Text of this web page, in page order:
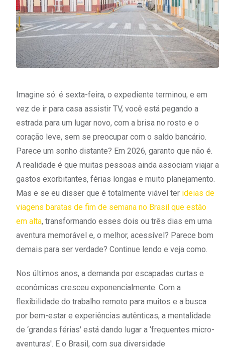
Imagine só: é sexta-feira, o expediente terminou, e em
vez de ir para casa assistir TV, você está pegando a
estrada para um lugar novo, com a brisa no rosto e o
coração leve, sem se preocupar com o saldo bancário.
Parece um sonho distante? Em 2026, garanto que não é.
A realidade é que muitas pessoas ainda associam viajar a
gastos exorbitantes, férias longas e muito planejamento.
Mas e se eu disser que é totalmente viável ter ideias de
viagens baratas de fim de semana no Brasil que estão
em alta, transformando esses dois ou três dias em uma
aventura memorável e, o melhor, acessível? Parece bom
demais para ser verdade? Continue lendo e veja como.
Nos últimos anos, a demanda por escapadas curtas e
econômicas cresceu exponencialmente. Com a
flexibilidade do trabalho remoto para muitos e a busca
por bem-estar e experiências autênticas, a mentalidade
de ‘grandes férias' está dando lugar a ‘frequentes micro-
aventuras'. E o Brasil, com sua diversidade